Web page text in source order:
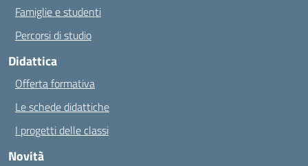
Famiglie e studenti
Percorsi di studio
Didattica
Offerta formativa
Le schede didattiche
I progetti delle classi
Novità